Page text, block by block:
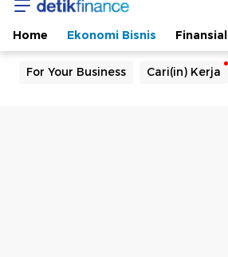
Home Ekonomi Bisnis Finansial
For Your Business Cari(in) Kerja